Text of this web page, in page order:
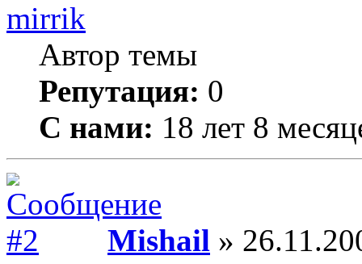
mirrik
Автор темы
Репутация: 0
С нами: 18 лет 8
Mishail »